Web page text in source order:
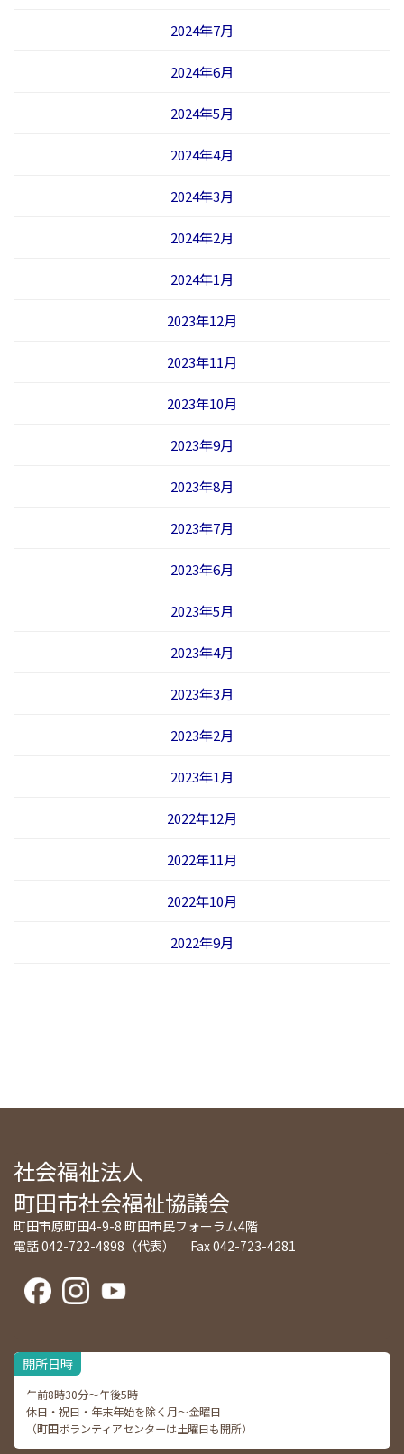
2024年7月
2024年6月
2024年5月
2024年4月
2024年3月
2024年2月
2024年1月
2023年12月
2023年11月
2023年10月
2023年9月
2023年8月
2023年7月
2023年6月
2023年5月
2023年4月
2023年3月
2023年2月
2023年1月
2022年12月
2022年11月
2022年10月
2022年9月
社会福祉法人
町田市社会福祉協議会
町田市原町田4-9-8 町田市民フォーラム4階
電話 042-722-4898（代表） Fax 042-723-4281
開所日時
午前8時30分～午後5時
休日・祝日・年末年始を除く月～金曜日
（町田ボランティアセンターは土曜日も開所）